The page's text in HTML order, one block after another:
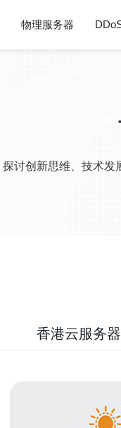
物理服务器
探讨创新思维、技术发
香港云服务器